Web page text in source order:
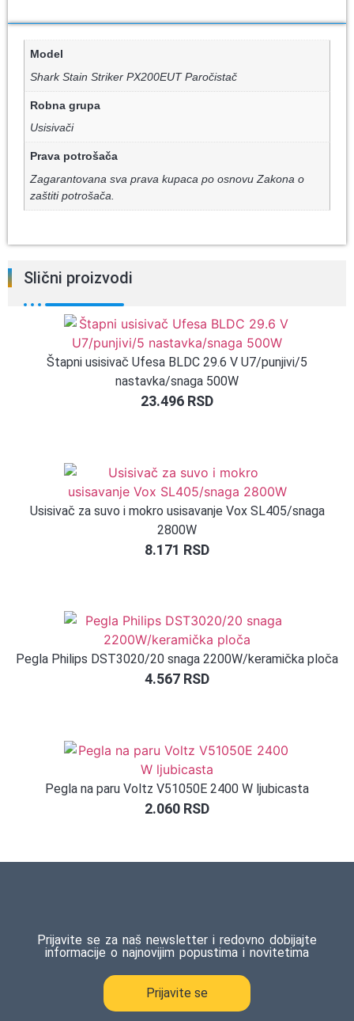
Model
Shark Stain Striker PX200EUT Paročistač
Robna grupa
Usisivači
Prava potrošača
Zagarantovana sva prava kupaca po osnovu Zakona o
zaštiti potrošača.
Slični proizvodi
Štapni usisivač Ufesa BLDC 29.6 V U7/punjivi/5
nastavka/snaga 500W
23.496 RSD
Usisivač za suvo i mokro usisavanje Vox SL405/snaga
2800W
8.171 RSD
Pegla Philips DST3020/20 snaga 2200W/keramička ploča
4.567 RSD
Pegla na paru Voltz V51050E 2400 W ljubicasta
2.060 RSD
Prijavite se za naš newsletter i redovno dobijajte
informacije o najnovijim popustima i novitetima
Prijavite se